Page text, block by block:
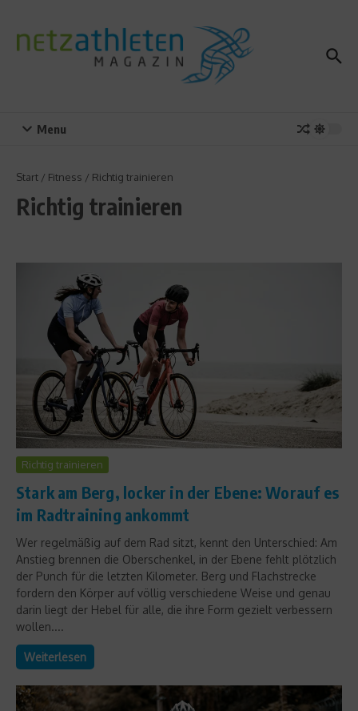
Menu
Start / Fitness / Richtig trainieren
Richtig trainieren
Richtig trainieren
Stark am Berg, locker in der Ebene: Worauf es
im Radtraining ankommt
Wer regelmäßig auf dem Rad sitzt, kennt den Unterschied: Am
Anstieg brennen die Oberschenkel, in der Ebene fehlt plötzlich
der Punch für die letzten Kilometer. Berg und Flachstrecke
fordern den Körper auf völlig verschiedene Weise und genau
darin liegt der Hebel für alle, die ihre Form gezielt verbessern
wollen....
Weiterlesen